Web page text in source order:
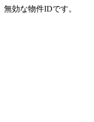
無効な物件IDです。